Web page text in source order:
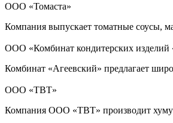
ООО «Томаста»
Компания выпускает томатные соусы,
ООО «Комбинат кондитерских изделий
Комбинат «Агеевский» предлагает
ООО «ТВТ»
Компания ООО «ТВТ» производит